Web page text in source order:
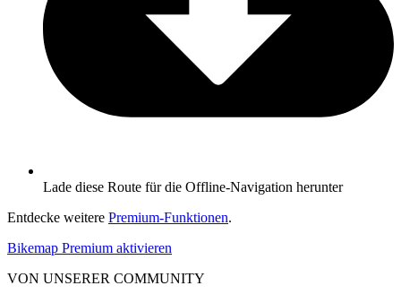
Lade diese Route für die Offline-Navigation herunter
Entdecke weitere Premium-Funktionen.
Bikemap Premium aktivieren
VON UNSERER COMMUNITY